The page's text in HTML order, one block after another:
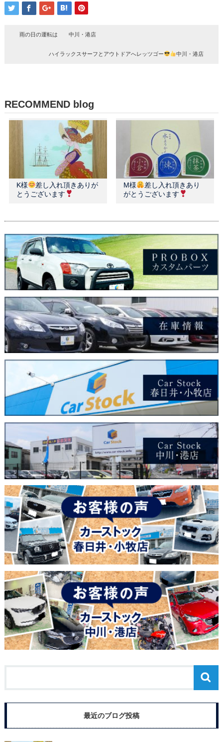
雨の日の運転は 中川・港店
ハイラックスサーフとアウトドアへレッツゴー 中川・港店
RECOMMEND blog
K様
差し入れ頂きありが
とうございます
M様
差し入れ頂きあり
がとうございます
最近のブログ投稿